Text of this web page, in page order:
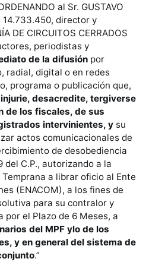
al Sr. GUSTAVO
14.733.450, director y
DE CIRCUITOS CERRADOS
periodistas y
de la difusión por
radial, digital o en redes
programa o publicación que,
injurie, desacredite, tergiverse
de los fiscales, de sus
intervinientes, y su
actos comunicacionales de
de desobediencia
C.P., autorizando a la
a librar oficio al Ente
(ENACOM), a los fines de
para su contralor y
el Plazo de 6 Meses, a
del MPF ylo de los
y en general del sistema de
.”